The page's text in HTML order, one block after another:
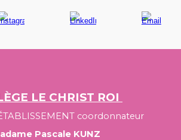
LE CHRIST ROI
coordonnateur
Pascale KUNZ